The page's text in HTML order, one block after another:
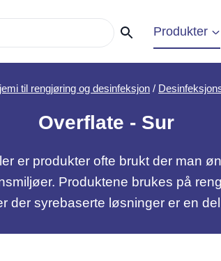
Produkter
til rengjøring og desinfeksjon /
Overflate - Sur
er produkter ofte brukt der man
Produktene brukes på
der syrebaserte løsninger er en